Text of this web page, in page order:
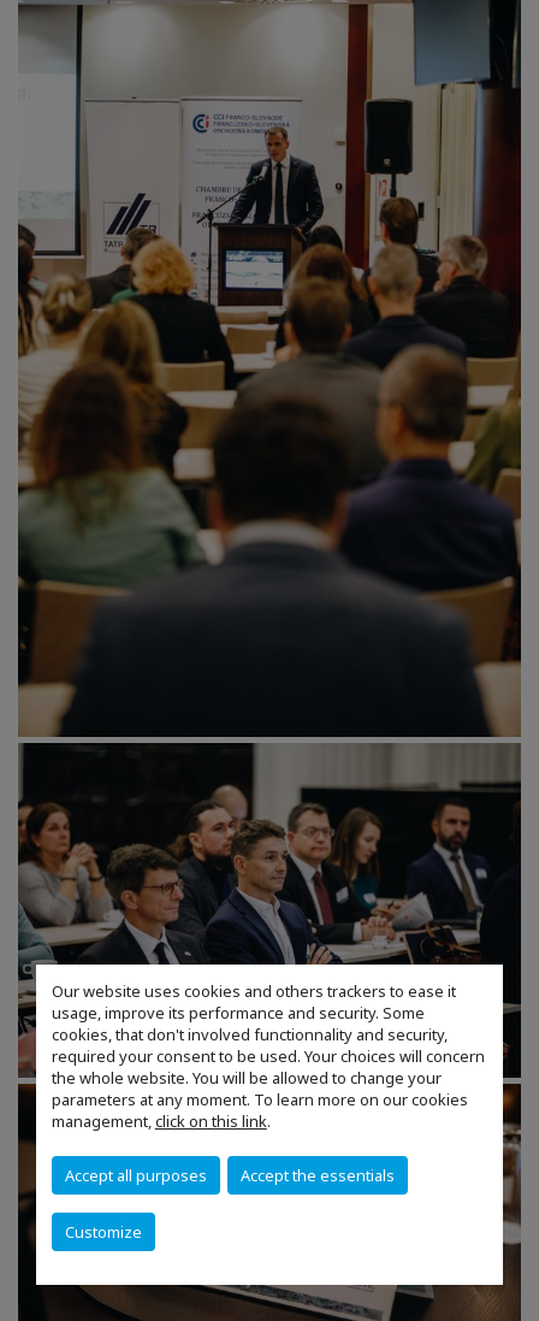
Our website uses cookies and others trackers to ease it
usage, improve its performance and security. Some
cookies, that don't involved functionnality and security,
required your consent to be used. Your choices will concern
the whole website. You will be allowed to change your
parameters at any moment. To learn more on our cookies
management,click on this link.
Accept all purposes Accept the essentials
Customize